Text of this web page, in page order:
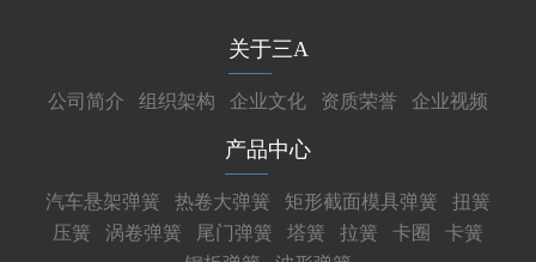
关于三A
公司简介 组织架构 企业文化 资质荣誉 企业视频
产品中心
汽车悬架弹簧 热卷大弹簧 矩形截面模具弹簧
扭簧
压簧
涡卷弹簧 尾门弹簧 塔簧 拉簧 卡圈
卡簧